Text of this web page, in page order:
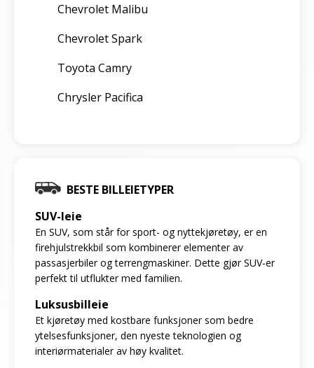
Chevrolet Malibu
Chevrolet Spark
Toyota Camry
Chrysler Pacifica
BESTE BILLEIETYPER
SUV-leie
En SUV, som står for sport- og nyttekjøretøy, er en
firehjulstrekkbil som kombinerer elementer av
passasjerbiler og terrengmaskiner. Dette gjør SUV-er
perfekt til utflukter med familien.
Luksusbilleie
Et kjøretøy med kostbare funksjoner som bedre
ytelsesfunksjoner, den nyeste teknologien og
interiørmaterialer av høy kvalitet.